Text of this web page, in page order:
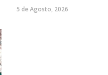
5 de Agosto, 2026